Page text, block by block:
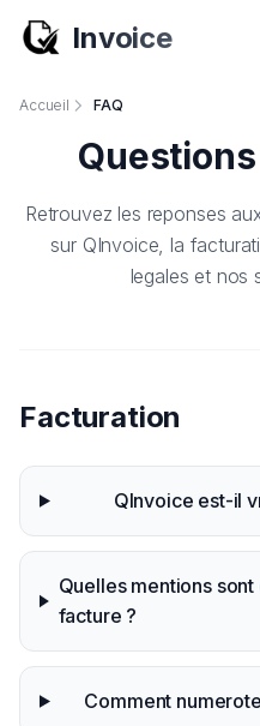
Invoice
Accueil FAQ
Retrouvez les reponses
sur QInvoice, la
legales et nos
Facturation
QInvoice est-il
Quelles mentions
facture ?
Comment